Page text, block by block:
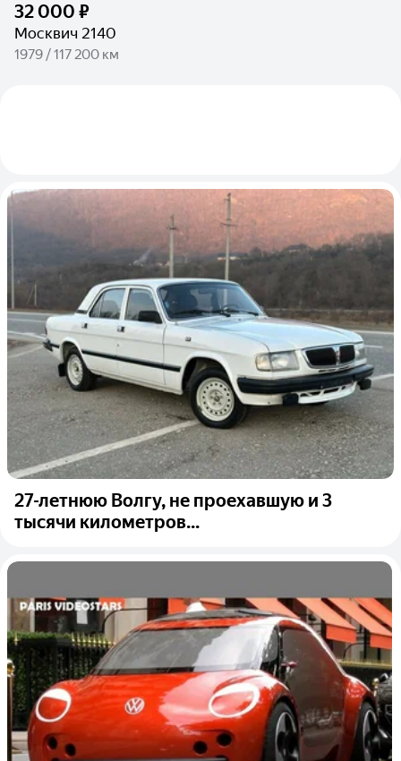
32 000 ₽
Москвич 2140
1979 / 117 200 км
27-летнюю Волгу, не проехавшую и 3
тысячи километров...